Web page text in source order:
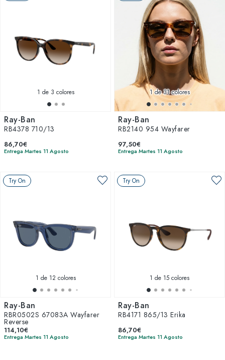
1 de 3 colores
Ray-Ban
RB4378 710/13
86,70€
Entrega Martes 11 Agosto
1de 31 colores
Ray-Ban
RB2140 954 Wayfarer
97,50€
Entrega Martes 11 Agosto
Try On
1 de 12 colores
Ray-Ban
RBR0502S 67083A Wayfarer
Reverse
114,10€
Entrega Martes 11 Agosto
Try On
1 de 15 colores
Ray-Ban
RB4171 865/13 Erika
86,70€
Entrega Martes 11 Agosto